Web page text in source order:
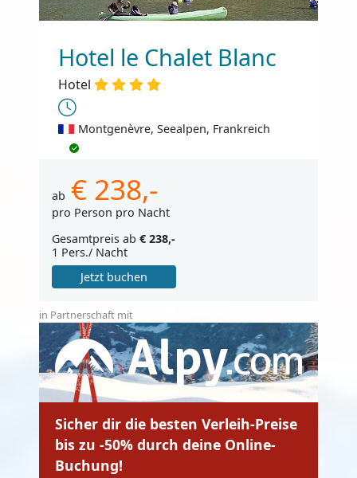
Hotel le Chalet Blanc
Hotel
Montgenèvre, Seealpen, Frankreich
ab € 238,-
pro Person pro Nacht
Gesamtpreis ab € 238,-
1 Pers./ Nacht
Jetzt buchen
in Partnerschaft mit
Sicher dir die besten Verleih-Preise
bis zu -50% durch deine Online-
Buchung!